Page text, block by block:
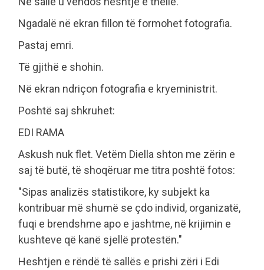
Ngadalë në ekran fillon të formohet fotografia.
Pastaj emri.
Të gjithë e shohin.
Në ekran ndriçon fotografia e kryeministrit.
Poshtë saj shkruhet:
EDI RAMA
Askush nuk flet. Vetëm Diella shton me zërin e
saj të butë, të shoqëruar me titra poshtë fotos:
"Sipas analizës statistikore, ky subjekt ka
kontribuar më shumë se çdo individ, organizatë,
fuqi e brendshme apo e jashtme, në krijimin e
kushteve që kanë sjellë protestën."
Heshtjen e rëndë të sallës e prishi zëri i Edi